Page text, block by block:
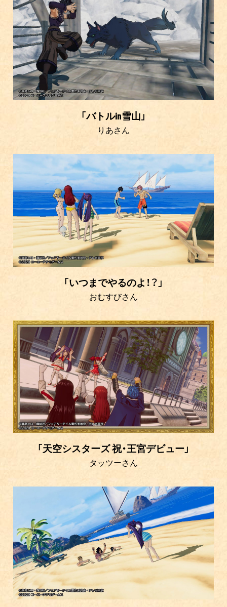
「バトルin雪山」
りあさん
「いつまでやるのよ！？」
おむすびさん
「天空シスターズ 祝・王宮デビュー」
タッツーさん